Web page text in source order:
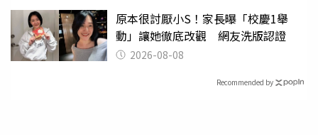
原本很討厭小S！家長曝「校慶1舉
動」讓她徹底改觀 網友洗版認證
2026-08-08
Recommended by